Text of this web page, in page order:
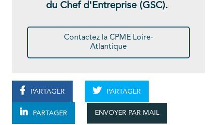
du Chef d'Entreprise (GSC).
Contactez la CPME Loire-
Atlantique
PARTAGER PARTAGER
PARTAGER ENVOYER PAR MAIL